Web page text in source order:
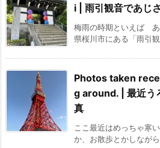
i | 雨引観音であじ
梅雨の時期といえば
県桜川市にある「雨引
Photos taken
g around. | 最近う
真
ここ最近はめっちゃ寒
か、お散歩とかしなが